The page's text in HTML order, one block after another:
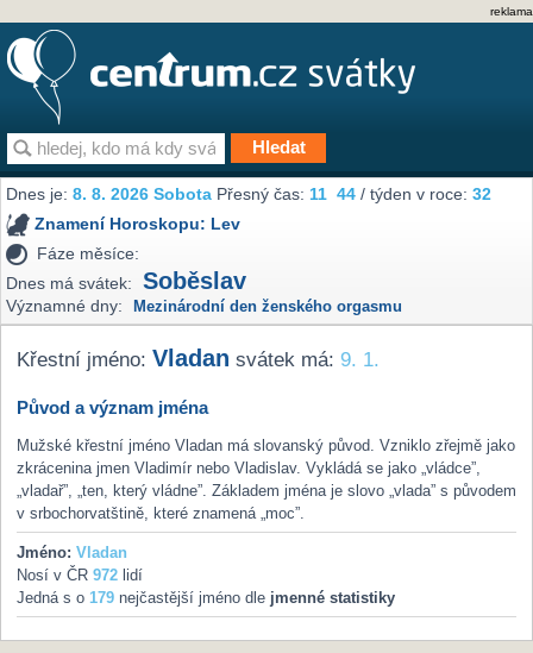
reklama
Dnes je:8. 8. 2026 Sobota Přesný čas:11 44 / týden v roce:32
Znamení Horoskopu: Lev
Fáze měsíce:
Dnes má svátek:
Soběslav
Významné dny: Mezinárodní den ženského orgasmu
Křestní jméno: Vladan svátek má: 9. 1.
Původ a význam jména
Mužské křestní jméno Vladan má slovanský původ. Vzniklo zřejmě jako
zkrácenina jmen Vladimír nebo Vladislav. Vykládá se jako „vládce”,
„vladař”, „ten, který vládne”. Základem jména je slovo „vlada” s původem
v srbochorvatštině, které znamená „moc”.
Jméno: Vladan
Nosí v ČR 972lidí
Jedná s o 179nejčastější jméno dle jmenné statistiky